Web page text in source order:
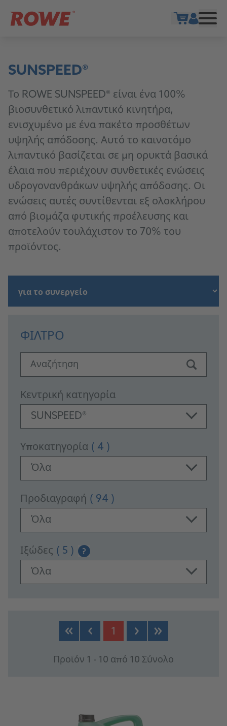
SUNSPEED®
Το ROWE SUNSPEED® είναι ένα 100%
βιοσυνθετικό λιπαντικό κινητήρα,
ενισχυμένο με ένα πακέτο προσθέτων
υψηλής απόδοσης. Αυτό το καινοτόμο
λιπαντικό βασίζεται σε μη ορυκτά βασικά
έλαια που περιέχουν συνθετικές ενώσεις
υδρογονανθράκων υψηλής απόδοσης. Οι
ενώσεις αυτές συντίθενται εξ ολοκλήρου
από βιομάζα φυτικής προέλευσης και
αποτελούν τουλάχιστον το 70% του
προϊόντος.
ΦΊΛΤΡΟ
Αναζήτηση
Κεντρική κατηγορία
SUNSPEED®
Υποκατηγορία ( 4 )
Όλα
Προδιαγραφή ( 94 )
Όλα
Ιξώδες ( 5 ) ?
Όλα
PRODUCTS
1
Προϊόν 1 - 10 από 10 Σύνολο